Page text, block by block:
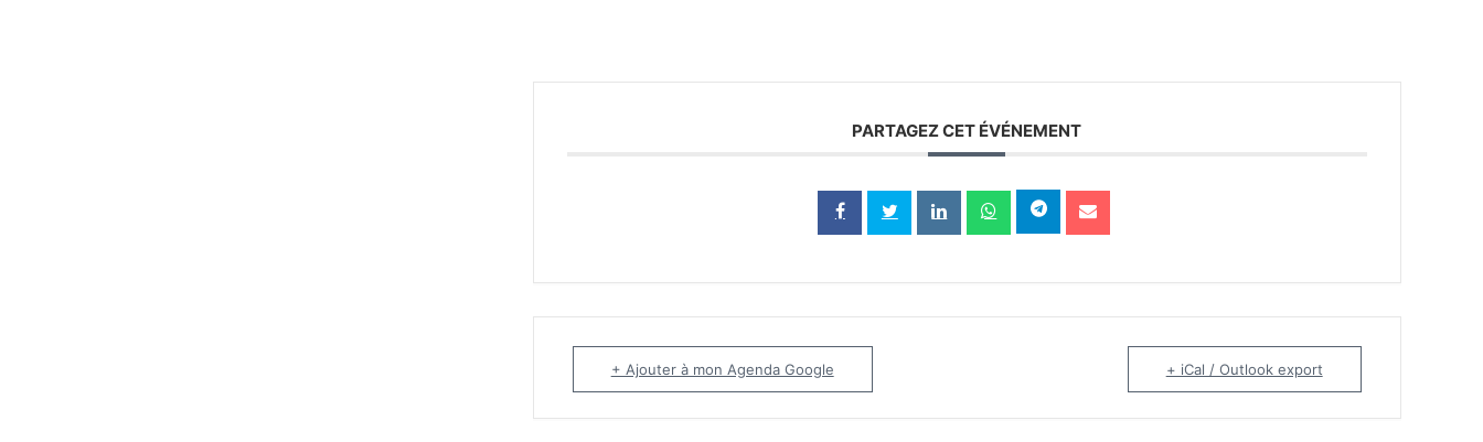
PARTAGEZ CET ÉVÉNEMENT
+ Ajouter à mon Agenda Google + iCal / Outlook export